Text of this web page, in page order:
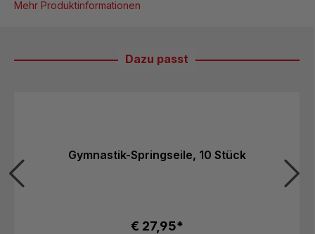
Mehr Produktinformationen
Dazu passt
Gymnastik-Springseile, 10 Stück
€ 27,95*